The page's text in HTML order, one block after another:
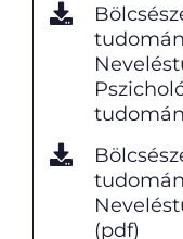
(pdf)